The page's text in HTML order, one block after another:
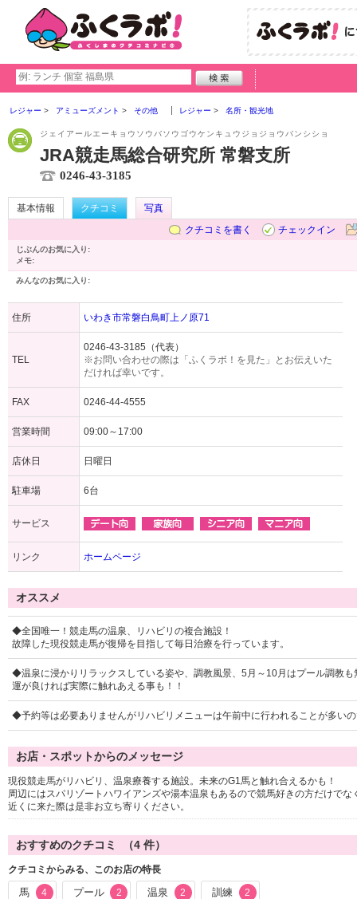
レジャー アミューズメント その他 レジャー 名所・観光地
ジェイアールエーキョウソウバソウゴウケンキュウジョジョウバンシショ
JRA競走馬総合研究所 常磐支所
0246-43-3185
基本情報 クチコミ
写真
クチコミを書く
チェックイン
じぶんのお気に入り:
メモ:
みんなのお気に入り:
住所 いわき市常磐白鳥町上ノ原71
TEL
0246-43-3185（代表）
※お問い合わせの際は「ふくラボ！を見た」とお伝えいた
だければ幸いです。
FAX 0246-44-4555
営業時間 09:00～17:00
店休日 日曜日
駐車場 6台
サービス
リンク ホームページ
オススメ
◆全国唯一！競走馬の温泉、リハビリの複合施設！
故障した現役競走馬が復帰を目指して毎日治療を行っています。
◆温泉に浸かりリラックスしている姿や、調教風景、5月～10月はプール調教も
運が良ければ実際に触れあえる事も！！
◆予約等は必要ありませんがリハビリメニューは午前中に行われることが多い
お店・スポットからのメッセージ
現役競走馬がリハビリ、温泉療養する施設。未来のG1馬と触れ合えるかも！
周辺にはスパリゾートハワイアンズや湯本温泉もあるので競馬好きの方だけで
近くに来た際は是非お立ち寄りください。
おすすめのクチコミ （4 件）
クチコミからみる、このお店の特長
馬 4 プール 2 温泉 2 訓練 2